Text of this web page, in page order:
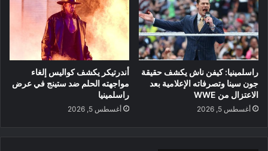
راسلمينيا: كيفن ناش يكشف حقيقة
جون سينا وتصرفاته الإعلامية بعد
الاعتزال من WWE
أغسطس 5, 2026
أندرتيكر يكشف كواليس إلغاء
مواجهته الحلم ضد ستينج في عرض
راسلمينيا
أغسطس 5, 2026